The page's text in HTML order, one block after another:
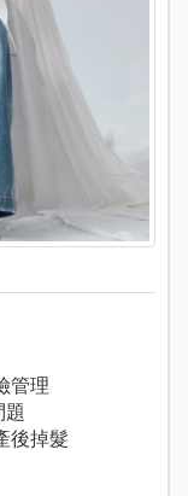
管理
題
後掉髮